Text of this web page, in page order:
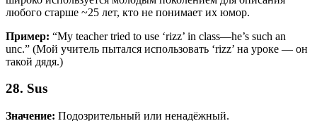
любого старше ~25 лет, кто не понимает их юмор.
Пример: “My teacher tried to use ‘rizz’ in class—he’s such an
unc.” (Мой учитель пытался использовать ‘rizz’ на уроке — он
такой дядя.)
28. Sus
Значение: Подозрительный или ненадёжный.